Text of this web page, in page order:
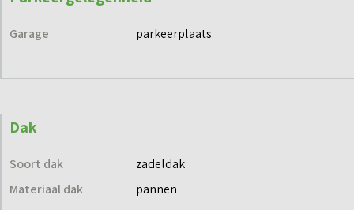
Garage parkeerplaats
Dak
Soort dak
zadeldak
Materiaal dak
pannen